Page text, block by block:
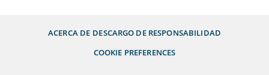
ACERCA DE DESCARGO DE RESPONSABILIDAD
COOKIE PREFERENCES